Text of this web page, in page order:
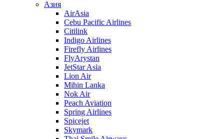
Азия
AirAsia
Cebu Pacific Airlines
Citilink
Indigo Airlines
Firefly Airlines
FlyArystan
JetStar Asia
Lion Air
Mihin Lanka
Nok Air
Peach Aviation
Spring Airlines
Spicejet
Skymark